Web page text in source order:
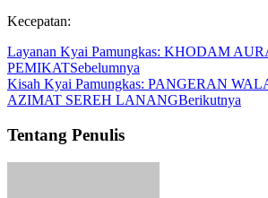
Kecepatan:
Layanan Kyai Pamungkas: KHODAM
PEMIKATSebelumnya
Kisah Kyai Pamungkas: PANGERAN
AZIMAT SEREH LANANGBerikutnya
Tentang Penulis